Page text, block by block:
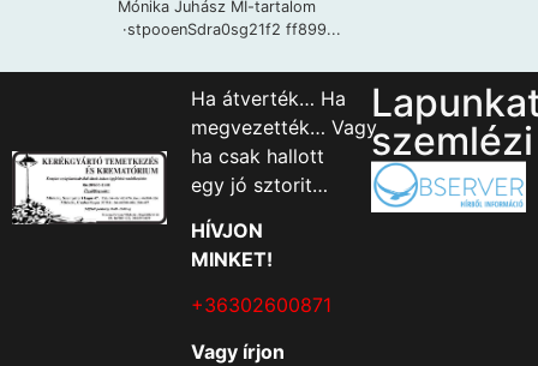
Ha átverték… Ha
megvezették… Vagy
ha csak hallott
egy jó sztorit…
HÍVJON
MINKET!
+36302600871
Vagy írjon
szemlézi